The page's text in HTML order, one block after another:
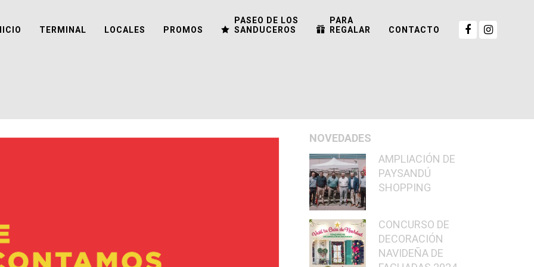
TERMINAL LOCALES PROMOS
PASEO DE LOS
SANDUCEROS
PARA
REGALAR
CONTACTO
NOVEDADES
AMPLIACIÓN DE
PAYSANDÚ
SHOPPING
CONCURSO DE
DECORACIÓN
NAVIDEÑA DE